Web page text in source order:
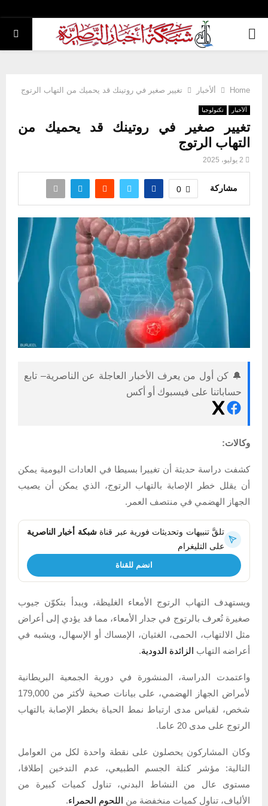
PRIMARY
Home ألأخبار تغيير صغير في روتينك قد يحميك من التهاب الرتوج
ألأخبار تكنولوجيا
تغيير صغير في روتينك قد يحميك من
التهاب الرتوج
2 يوليو، 2025
مشاركة 0
🔔 كن أول من يعرف الأخبار العاجلة عن الناصرية– تابع
حساباتنا على فيسبوك أو أكس
وكالات:
كشفت دراسة حديثة أن تغييرا بسيطا في العادات اليومية يمكن
أن يقلل خطر الإصابة بالتهاب الرتوج، الذي يمكن أن يصيب
الجهاز الهضمي في منتصف العمر.
تلقَّ تنبيهات وتحديثات فورية عبر قناةشبكة أخبار الناصرية
على التليغرام
انضم للقناة
ويستهدف التهاب الرتوج الأمعاء الغليظة، ويبدأ بتكوّن جيوب
صغيرة تُعرف بالرتوج في جدار الأمعاء، مما قد يؤدي إلى أعراض
مثل الالتهاب، الحمى، الغثيان، الإمساك أو الإسهال، ويشبه في
أعراضه التهاب الزائدة الدودية.
واعتمدت الدراسة، المنشورة في دورية الجمعية البريطانية
لأمراض الجهاز الهضمي، على بيانات صحية لأكثر من 179,000
شخص، لقياس مدى ارتباط نمط الحياة بخطر الإصابة بالتهاب
الرتوج على مدى 20 عاما.
وكان المشاركون يحصلون على نقطة واحدة لكل من العوامل
التالية: مؤشر كتلة الجسم الطبيعي، عدم التدخين إطلاقا،
مستوى عال من النشاط البدني، تناول كميات كبيرة من
الألياف، تناول كميات منخفضة من اللحوم الحمراء.